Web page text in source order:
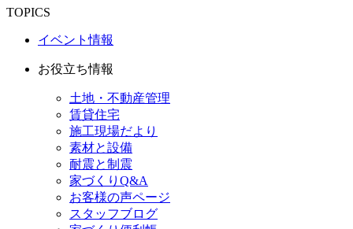
TOPICS
イベント情報
お役立ち情報
土地・不動産管理
賃貸住宅
施工現場だより
素材と設備
耐震と制震
家づくりQ&A
お客様の声ページ
スタッフブログ